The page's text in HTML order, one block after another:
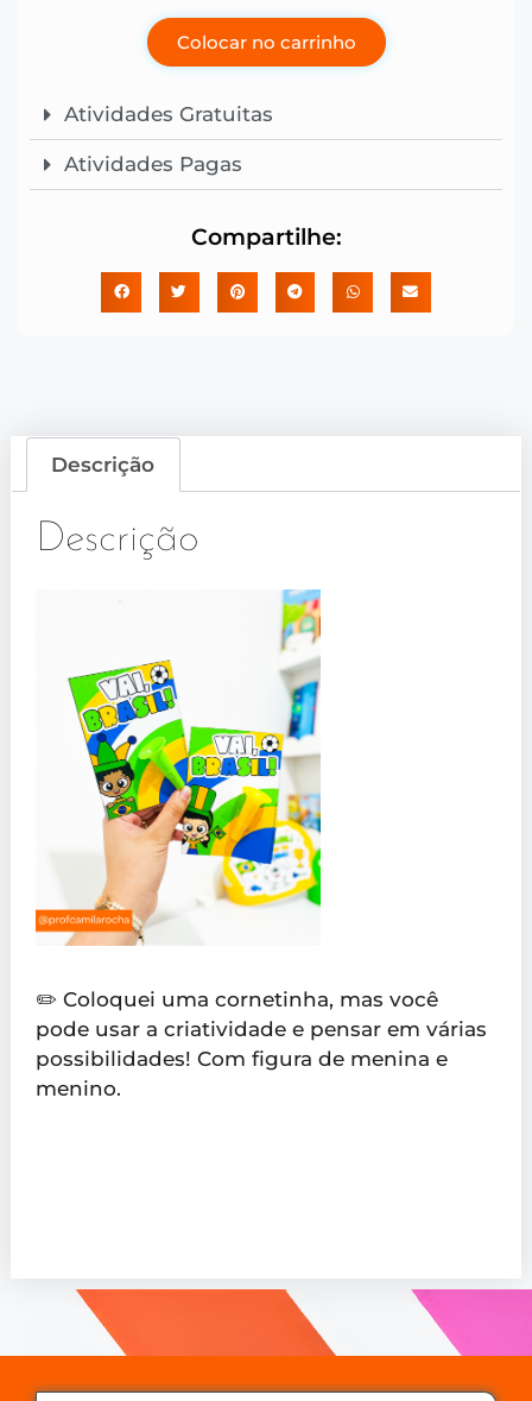
Colocar no carrinho
Atividades Gratuitas
Atividades Pagas
Compartilhe:
Descrição
Descrição
✏️ Coloquei uma cornetinha, mas você
pode usar a criatividade e pensar em várias
possibilidades! Com figura de menina e
menino.